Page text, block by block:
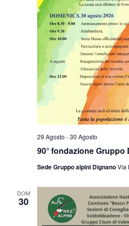
90° fondazione Gruppo
29 Agosto -30 Agosto
Sede Gruppo alpini DignanoVia
DOM
30